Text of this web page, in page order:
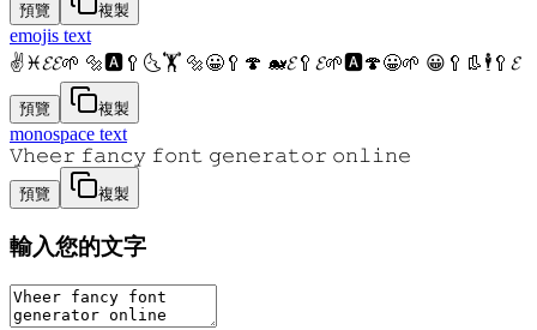
預覽 複製
emojis text
✌♓𝓔𝓔🌱 🔩🅰🥄🌜🏋 🔩😀🥄🍄 🐋𝓔🥄𝓔🌱🅰🍄😀🌱 😀🥄👢🕴🥄𝓔
預覽 複製
monospace text
𝚅𝚑𝚎𝚎𝚛 𝚏𝚊𝚗𝚌𝚢 𝚏𝚘𝚗𝚝 𝚐𝚎𝚗𝚎𝚛𝚊𝚝𝚘𝚛 𝚘𝚗𝚕𝚒𝚗𝚎
預覽 複製
輸入您的文字